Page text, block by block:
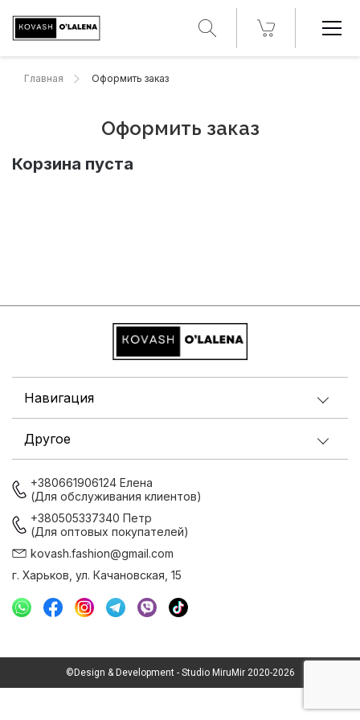
Главная Оформить заказ
Оформить заказ
Корзина пуста
Навигация
Другое
+380661906124 Елена
(Для обслуживания клиентов)
+380505337340 Петр
(Для оптовых покупателей)
kovash.fashion@gmail.com
г. Харьков, ул. Качановская, 15
©Design & Development - Studio MiruMir 2020-2026